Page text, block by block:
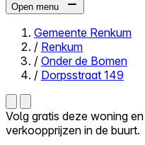
Open menu
Close menu
Zelf kopen
Gemeente Renkum
/ Renkum
/ Onder de Bomen
/ Dorpsstraat 149
Volg gratis deze woning
verkoopprijzen in de buurt.